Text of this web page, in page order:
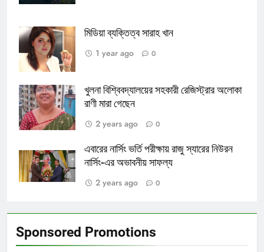
মিডিয়া ব্যক্তিত্ব সারাহ খান
1 year ago
0
খুলনা বিশ্বিবদ্যালয়ের সহকারী রেজিস্ট্রার অলোকা
রাণী মারা গেছেন
2 years ago
0
এবারের নার্সিং ভর্তি পরীক্ষায় রাজু স্যারের নিউরন
নার্সিং-এর অভাবনীয় সাফল্য
2 years ago
0
Sponsored Promotions